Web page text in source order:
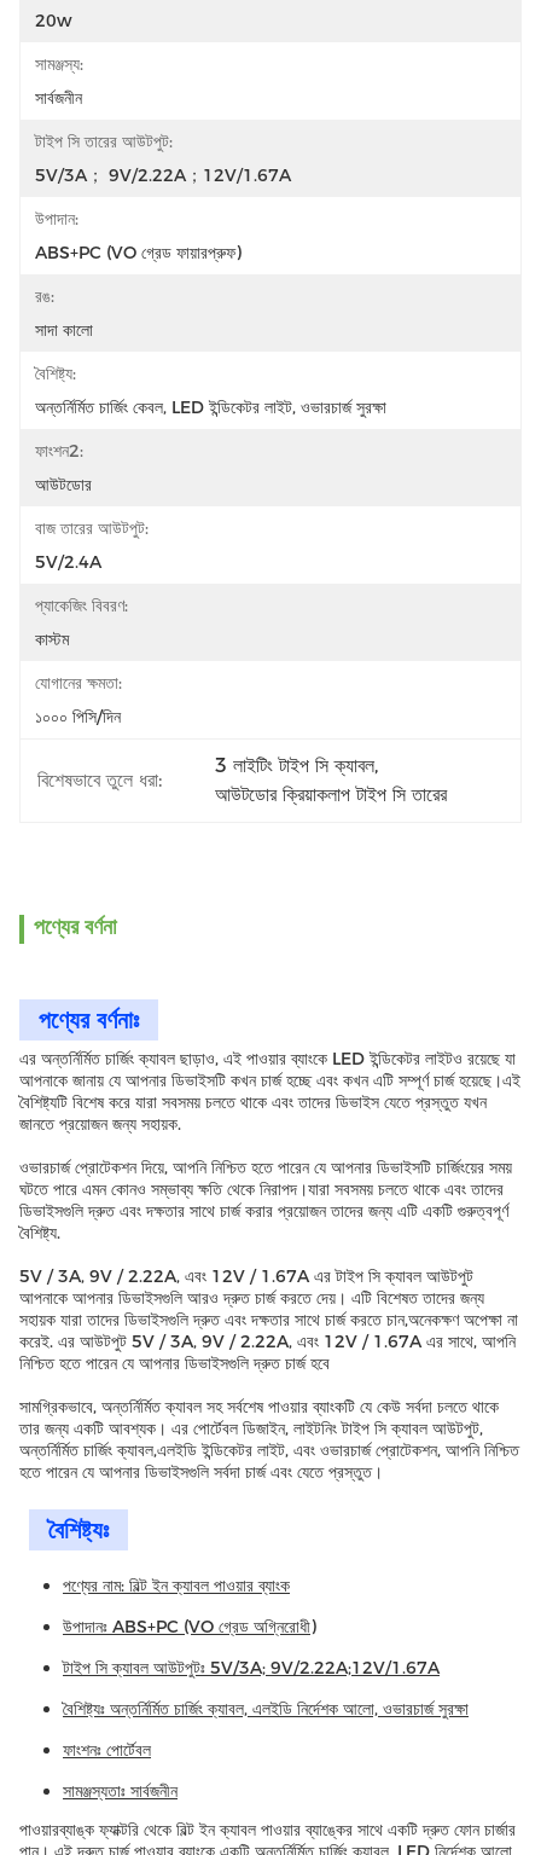
20w
সামঞ্জস্য:
সার্বজনীন
টাইপ সি তারের আউটপুট:
5V/3A； 9V/2.22A；12V/1.67A
উপাদান:
ABS+PC (VO গ্রেড ফায়ারপ্রুফ)
রঙ:
সাদা কালো
বৈশিষ্ট্য:
অন্তর্নির্মিত চার্জিং কেবল, LED ইন্ডিকেটর লাইট, ওভারচার্জ সুরক্ষা
ফাংশন2:
আউটডোর
বাজ তারের আউটপুট:
5V/2.4A
প্যাকেজিং বিবরণ:
কাস্টম
যোগানের ক্ষমতা:
১০০০ পিসি/দিন
বিশেষভাবে তুলে ধরা:
3 লাইটিং টাইপ সি ক্যাবল,
আউটডোর ক্রিয়াকলাপ টাইপ সি তারের
পণ্যের বর্ণনা
পণ্যের বর্ণনাঃ
এর অন্তর্নির্মিত চার্জিং ক্যাবল ছাড়াও, এই পাওয়ার ব্যাংকে LED ইন্ডিকেটর লাইটও রয়েছে যা
আপনাকে জানায় যে আপনার ডিভাইসটি কখন চার্জ হচ্ছে এবং কখন এটি সম্পূর্ণ চার্জ হয়েছে।এই
বৈশিষ্ট্যটি বিশেষ করে যারা সবসময় চলতে থাকে এবং তাদের ডিভাইস যেতে প্রস্তুত যখন
জানতে প্রয়োজন জন্য সহায়ক.
ওভারচার্জ প্রোটেকশন দিয়ে, আপনি নিশ্চিত হতে পারেন যে আপনার ডিভাইসটি চার্জিংয়ের সময়
ঘটতে পারে এমন কোনও সম্ভাব্য ক্ষতি থেকে নিরাপদ।যারা সবসময় চলতে থাকে এবং তাদের
ডিভাইসগুলি দ্রুত এবং দক্ষতার সাথে চার্জ করার প্রয়োজন তাদের জন্য এটি একটি গুরুত্বপূর্ণ
বৈশিষ্ট্য.
5V / 3A, 9V / 2.22A, এবং 12V / 1.67A এর টাইপ সি ক্যাবল আউটপুট
আপনাকে আপনার ডিভাইসগুলি আরও দ্রুত চার্জ করতে দেয়। এটি বিশেষত তাদের জন্য
সহায়ক যারা তাদের ডিভাইসগুলি দ্রুত এবং দক্ষতার সাথে চার্জ করতে চান,অনেকক্ষণ অপেক্ষা না
করেই. এর আউটপুট 5V / 3A, 9V / 2.22A, এবং 12V / 1.67A এর সাথে, আপনি
নিশ্চিত হতে পারেন যে আপনার ডিভাইসগুলি দ্রুত চার্জ হবে
সামগ্রিকভাবে, অন্তর্নির্মিত ক্যাবল সহ সর্বশেষ পাওয়ার ব্যাংকটি যে কেউ সর্বদা চলতে থাকে
তার জন্য একটি আবশ্যক। এর পোর্টেবল ডিজাইন, লাইটনিং টাইপ সি ক্যাবল আউটপুট,
অন্তর্নির্মিত চার্জিং ক্যাবল,এলইডি ইন্ডিকেটর লাইট, এবং ওভারচার্জ প্রোটেকশন, আপনি নিশ্চিত
হতে পারেন যে আপনার ডিভাইসগুলি সর্বদা চার্জ এবং যেতে প্রস্তুত।
বৈশিষ্ট্যঃ
পণ্যের নাম: বিল্ট ইন ক্যাবল পাওয়ার ব্যাংক
উপাদানঃ ABS+PC (VO গ্রেড অগ্নিরোধী)
টাইপ সি ক্যাবল আউটপুটঃ 5V/3A; 9V/2.22A;12V/1.67A
বৈশিষ্ট্যঃ অন্তর্নির্মিত চার্জিং ক্যাবল, এলইডি নির্দেশক আলো, ওভারচার্জ সুরক্ষা
ফাংশনঃ পোর্টেবল
সামঞ্জস্যতাঃ সার্বজনীন
পাওয়ারব্যাঙ্ক ফ্যাক্টরি থেকে বিল্ট ইন ক্যাবল পাওয়ার ব্যাঙ্কের সাথে একটি দ্রুত ফোন চার্জার